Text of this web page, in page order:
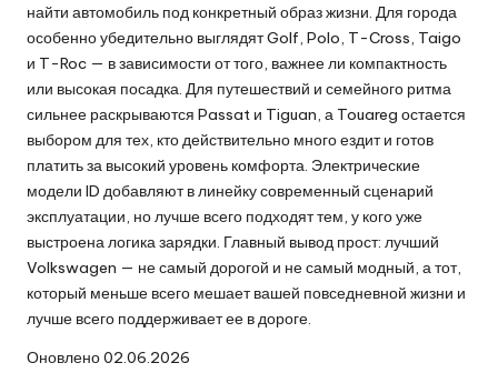
найти автомобиль под конкретный образ жизни. Для города
особенно убедительно выглядят Golf, Polo, T-Cross, Taigo
и T-Roc — в зависимости от того, важнее ли компактность
или высокая посадка. Для путешествий и семейного ритма
сильнее раскрываются Passat и Tiguan, а Touareg остается
выбором для тех, кто действительно много ездит и готов
платить за высокий уровень комфорта. Электрические
модели ID добавляют в линейку современный сценарий
эксплуатации, но лучше всего подходят тем, у кого уже
выстроена логика зарядки. Главный вывод прост: лучший
Volkswagen — не самый дорогой и не самый модный, а тот,
который меньше всего мешает вашей повседневной жизни и
лучше всего поддерживает ее в дороге.
Оновлено 02.06.2026